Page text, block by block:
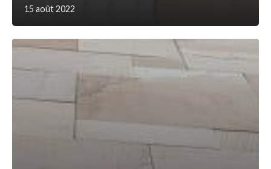
15 août 2022